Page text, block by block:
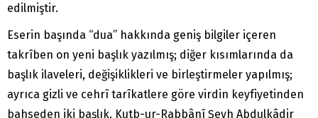
edilmiştir.
Eserin başında “dua” hakkında geniş bilgiler içeren
takrîben on yeni başlık yazılmış; diğer kısımlarında da
başlık ilaveleri, değişiklikleri ve birleştirmeler yapılmış;
ayrıca gizli ve cehrî tarîkatlere göre virdin keyfiyetinden
bahseden iki başlık, Kutb-ur-Rabbânî Şeyh Abdulkâdir